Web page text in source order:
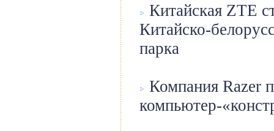
Китайская ZTE
Китайско-
парка
Компания Razer
компьютер-